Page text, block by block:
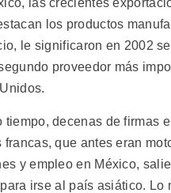
las crecientes
los productos
le significaron en 2002
proveedor más
tiempo, decenas de firmas
francas, que antes eran
y empleo en México,
irse al país asiático. Lo